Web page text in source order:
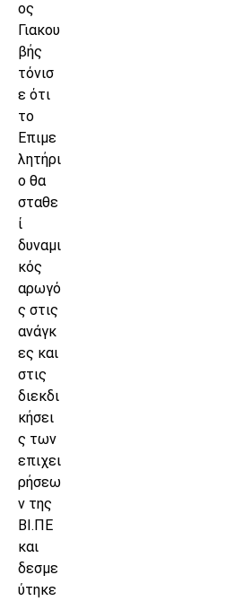
ος
Γιακου
βής
τόνισ
ε ότι
το
Επιμε
λητήρι
ο θα
σταθε
ί
δυναμι
κός
αρωγό
ς στις
ανάγκ
ες και
στις
διεκδι
κήσει
ς των
επιχει
ρήσεω
ν της
ΒΙ.ΠΕ
και
δεσμε
ύτηκε